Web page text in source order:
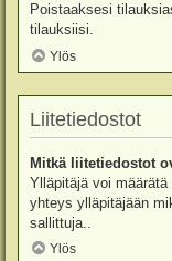
Poistaaksesi
tilauksiisi.
Ylös
Liitetiedostot
Mitkä liitetiedostot
Ylläpitäjä voi
yhteys ylläpitäjään
sallittuja..
Ylös